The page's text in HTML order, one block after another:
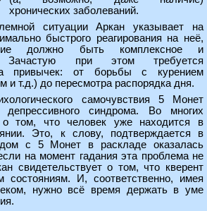
хронических заболеваний.
ситуации Аркан указывает на
быстрого реагирования на неё,
должно быть комплексное и
Зачастую при этом требуется
привычек: от борьбы с курением
и т.д.) до пересмотра распорядка дня.
самочувствия 5 Монет
депрессивного синдрома. Во многих
том, что человек уже находится в
Это, к слову, подтверждается в
с 5 Монет в раскладе оказалась
на момент гадания эта проблема не
свидетельствует о том, что кверент
состояниям. И, соответственно, имея
нужно всё время держать в уме